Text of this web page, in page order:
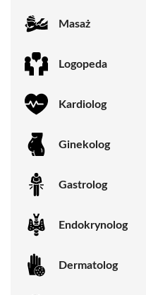
Masaż
Logopeda
Kardiolog
Ginekolog
Gastrolog
Endokrynolog
Dermatolog